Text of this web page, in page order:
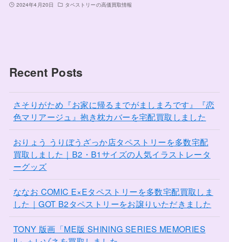
2024年4月20日 タペストリーの高価買取情報
Recent Posts
さそりがため『お家に帰るまでがましまろです』『恋
色マリアージュ』抱き枕カバーを宅配買取しました
おりょう うりぼうざっか店タペストリーを多数宅配
買取しました｜B2・B1サイズの人気イラストレータ
ーグッズ
ななお COMIC E×Eタペストリーを多数宅配買取しま
した｜GOT B2タペストリーをお譲りいただきました
TONY 版画「ME版 SHINING SERIES MEMORIES